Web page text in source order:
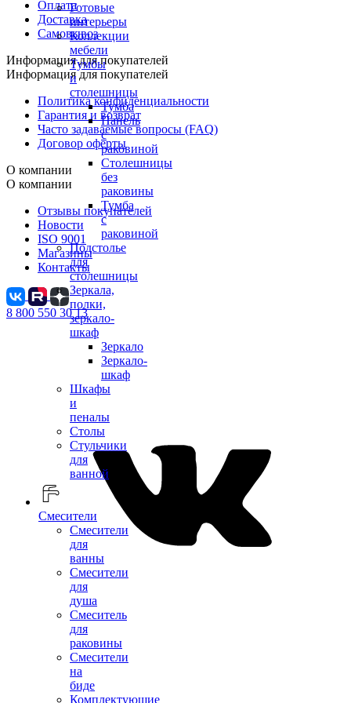
Готовые
интерьеры
Коллекции
мебели
Тумбы
и
столешницы
Тумба
Панель
с
раковиной
Столешницы
без
раковины
Тумба
с
раковиной
Подстолье
для
столешницы
Зеркала,
полки,
зеркало-
шкаф
Зеркало
Зеркало-
шкаф
Шкафы
и
пеналы
Столы
Стульчики
для
ванной
Смесители
Смесители
для
ванны
Смесители
для
душа
Смеситель
для
раковины
Смесители
на
биде
Комплектующие
Оплата
Доставка
Самовывоз
Информация для покупателей
Информация для покупателей
Политика конфиденциальности
Гарантия и возврат
Часто задаваемые вопросы (FAQ)
Договор оферты
О компании
О компании
Отзывы покупателей
Новости
ISO 9001
Магазины
Контакты
8 800 550 30 13